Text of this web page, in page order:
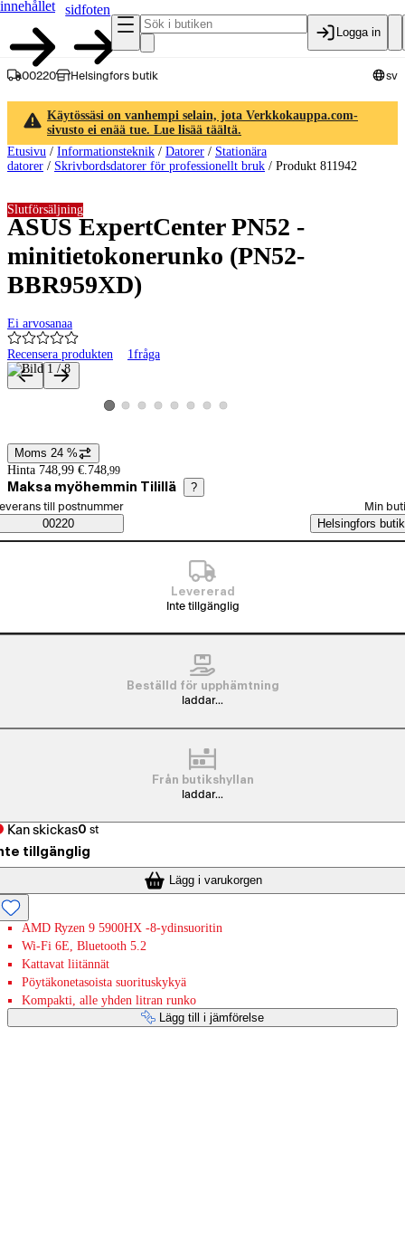
innehållet
sidfoten
Logga in
00220 Helsingfors butik sv
Käytössäsi on vanhempi selain, jota Verkkokauppa.com-
sivusto ei enää tue. Lue lisää täältä.
Etusivu / Informationsteknik / Datorer / Stationära
datorer / Skrivbordsdatorer för professionellt bruk / Produkt 811942
ASUS ExpertCenter PN52 -
minitietokonerunko (PN52-
BBR959XD)
Ei arvosanaa
Recensera produkten 1fråga
Slutförsäljning
Produktbilder och videor
Visa produktbild 1
Visa produktbild 2
Visa produktbild 3
Visa produktbild 4
Visa produktbild 5
Visa produktbild 6
Visa produktbild 7
Visa produktbild 8
Prisinformation
Moms 24 %
Hinta 748,99 €. 748,99
Maksa myöhemmin Tilillä ?
Saatavuustiedot
beställningssätt
till postnummer
00220
Min
Helsingfors butik
Levererad
Inte tillgänglig
Beställd för upphämtning
laddar...
Från butikshyllan
laddar...
Kan skickas0 st
tillgänglig
Lägg i varukorgen
AMD Ryzen 9 5900HX -8-ydinsuoritin
Wi-Fi 6E, Bluetooth 5.2
Kattavat liitännät
Pöytäkonetasoista suorituskykyä
Kompakti, alle yhden litran runko
Lägg till i jämförelse